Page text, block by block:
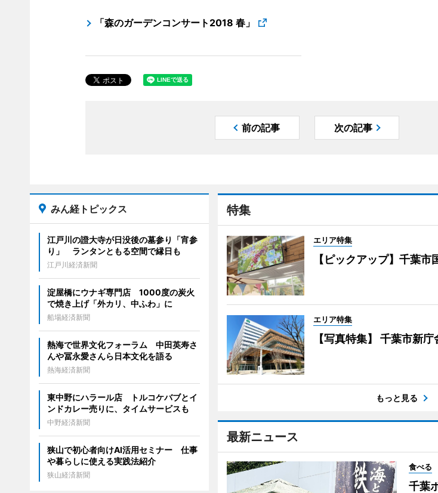
「森のガーデンコンサート2018 春」
前の記事 次の記事
特集
エリア特集
【ピックアップ】千葉市
エリア特集
【写真特集】 千葉市新
もっと見る
最新ニュース
食べる
千葉
みん経トピックス
江戸川の證大寺が日没後の墓参り「宵参
り」 ランタンともる空間で縁日も
江戸川経済新聞
淀屋橋にウナギ専門店 1000度の炭火
で焼き上げ「外カリ、中ふわ」に
船場経済新聞
熱海で世界文化フォーラム 中田英寿さ
んや冨永愛さんら日本文化を語る
熱海経済新聞
東中野にハラール店 トルコケバブとイ
ンドカレー売りに、タイムサービスも
中野経済新聞
狭山で初心者向けAI活用セミナー 仕事
や暮らしに使える実践法紹介
狭山経済新聞